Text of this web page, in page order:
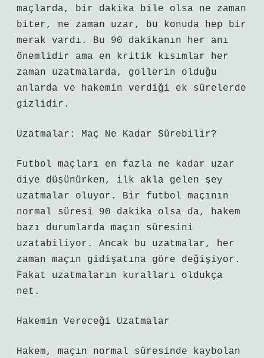
maçlarda, bir dakika bile olsa ne zaman
biter, ne zaman uzar, bu konuda hep bir
merak vardı. Bu 90 dakikanın her anı
önemlidir ama en kritik kısımlar her
zaman uzatmalarda, gollerin olduğu
anlarda ve hakemin verdiği ek sürelerde
gizlidir.
Uzatmalar: Maç Ne Kadar Sürebilir?
Futbol maçları en fazla ne kadar uzar
diye düşünürken, ilk akla gelen şey
uzatmalar oluyor. Bir futbol maçının
normal süresi 90 dakika olsa da, hakem
bazı durumlarda maçın süresini
uzatabiliyor. Ancak bu uzatmalar, her
zaman maçın gidişatına göre değişiyor.
Fakat uzatmaların kuralları oldukça
net.
Hakemin Vereceği Uzatmalar
Hakem, maçın normal süresinde kaybolan